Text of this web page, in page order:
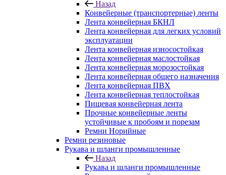
Назад
Конвейерные (транспортерные) ленты
Лента конвейерная БКНЛ
Лента конвейерная для легких условий
эксплуатации
Лента конвейерная износостойкая
Лента конвейерная маслостойкая
Лента конвейерная морозостойкая
Лента конвейерная общего назначения
Лента конвейерная ПВХ
Лента конвейерная теплостойкая
Пищевая конвейерная лента
Прочные конвейерные ленты
устойчивые к пробоям и порезам
Ремни Норийные
Ремни резиновые
Рукава и шланги промышленные
Назад
Рукава и шланги промышленные